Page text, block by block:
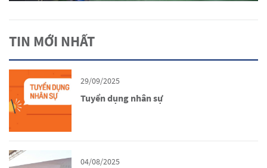
TIN MỚI NHẤT
29/09/2025
Tuyển dụng nhân sự
04/08/2025